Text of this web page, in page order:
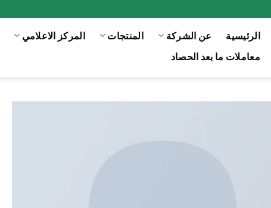
الرئيسية عن الشركة المنتجات المركز الاعلامي
معاملات ما بعد الحصاد